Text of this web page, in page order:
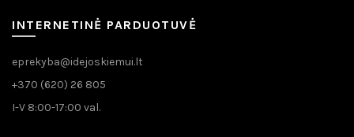
INTERNETINĖ PARDUOTUVĖ
eprekyba@idejoskiemui.lt
+370 (620) 26 805
I-V 8:00-17:00 val.